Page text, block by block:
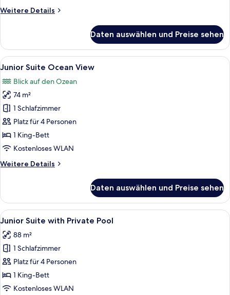
Weitere Details
Weitere
Swim-
Up
Suite
Daten auswählen und Preise sehen
Alle
Fotos
für
Junior
Suite
Ocean
View
anzeigen
Ein modernes Wohnzimmer mit
6
Junior Suite Ocean View
Blick auf den Ozean
74 m²
1 Schlafzimmer
Platz für 4 Personen
1 King-Bett
Kostenloses WLAN
Weitere Details
Weitere
Suite
Ocean
View
Daten auswählen und Preise sehen
Alle
Fotos
für
Junior
Suite
with
Private
Ein moderner Poolbereich im Freien
6
Junior Suite with Private Pool
88 m²
1 Schlafzimmer
Platz für 4 Personen
1 King-Bett
Kostenloses WLAN